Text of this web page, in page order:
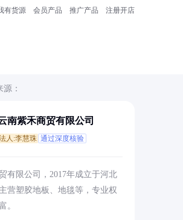
有货源 会员产品 推广产品 注册开店
：
南紫禾商贸有限公司
人:李慧珠 通过深度核验
有限公司，2017年成立于河北
营塑胶地板、地毯等，专业权
。